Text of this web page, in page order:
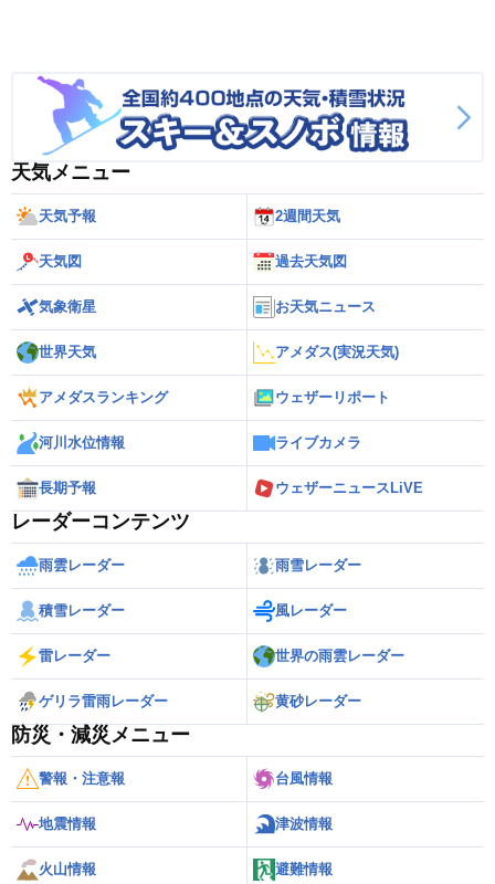
天気メニュー
天気予報 2週間天気
天気図 過去天気図
気象衛星 お天気ニュース
世界天気 アメダス(実況天気)
アメダスランキング ウェザーリポート
河川水位情報 ライブカメラ
長期予報 ウェザーニュースLiVE
レーダーコンテンツ
雨雲レーダー 雨雪レーダー
積雪レーダー 風レーダー
雷レーダー 世界の雨雲レーダー
ゲリラ雷雨レーダー 黄砂レーダー
防災・減災メニュー
警報・注意報 台風情報
地震情報 津波情報
火山情報 避難情報